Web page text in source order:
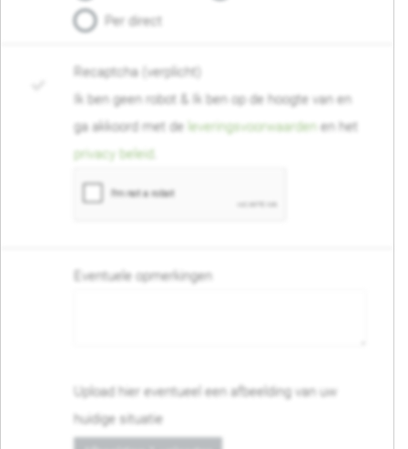
Per direct
Recaptcha (verplicht)
Ik ben geen robot & Ik ben op de hoogte van en
ga akkoord met de leveringsvoorwaarden en het
privacy beleid
Eventuele opmerkingen
Upload hier eventueel een afbeelding van uw
huidige situatie